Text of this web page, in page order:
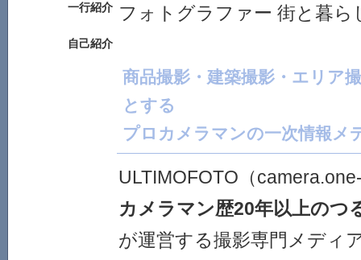
一行紹介 フォトグラファー 街と暮ら
自己紹介
商品撮影・建築撮影・エリア
とする
プロカメラマンの一次情報メ
ULTIMOFOTO（
カメラマン歴20年以上のつ
が運営する撮影専門メディ